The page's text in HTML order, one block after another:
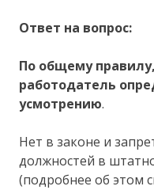
Ответ на вопрос:
По общему
работодатель
усмотрению.
Нет в законе и
должностей в
(подробнее об этом